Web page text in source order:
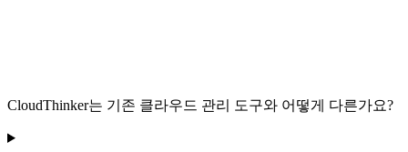
CloudThinker는 기존 클라우드 관리 도구와 어떻게 다른가요?